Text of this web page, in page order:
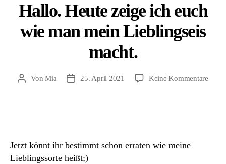
Hallo. Heute zeige ich euch
wie man mein Lieblingseis
macht.
Beitragsautor
VonMia Beitragsdatum
25. April 2021 Keine Kommentarezu
Jetzt könnt ihr bestimmt schon erraten wie meine
Lieblingssorte heißt;)